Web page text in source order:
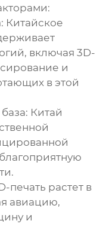
Китайское
включая 3D-
и
в этой
Китай
печать растет в
авиацию,
и